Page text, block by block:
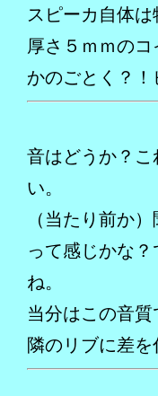
スピーカ自体は
厚さ５ｍｍの
かのごとく？！
音はどうか？
い。
（当たり前か
って感じかな
ね。
当分はこの音質
隣のリブに差